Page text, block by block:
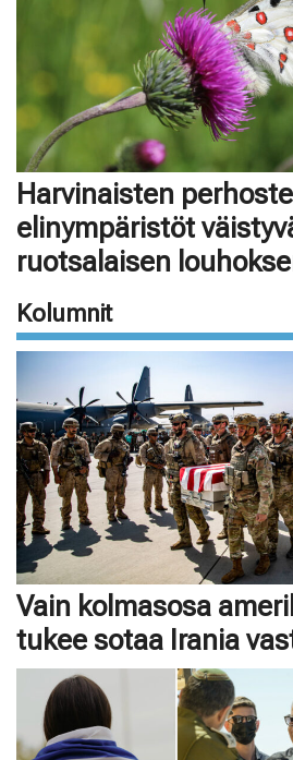
Harvinaisten
elinympäristöt
ruotsalaisen
Kolumnit
Vain kolmasosa
tukee sotaa Irania